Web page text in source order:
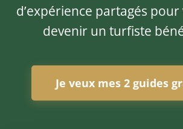
d’expérience partagés
devenir un turfiste
Je veux mes 2 guides